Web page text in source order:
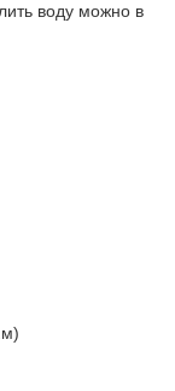
воду можно в